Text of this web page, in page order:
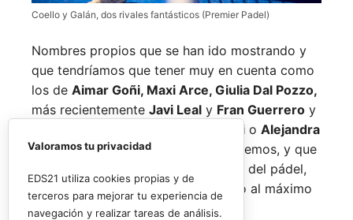
Coello y Galán, dos rivales fantásticos (Premier Padel)
Nombres propios que se han ido mostrando y
que tendríamos que tener muy en cuenta como
los de Aimar Goñi, Maxi Arce, Giulia Dal Pozzo,
más recientemente Javi Leal y Fran Guerrero y
Miguel Lamperti o Alejandra
Salazar,a los que siempre recordaremos, y que
están en su etapa más «disfrutona» del pádel,
pensando más en vivir cada partido al máximo
que en los puntos o los títulos.
Valoramos tu privacidad
EDS21 utiliza cookies propias y de
terceros para mejorar tu experiencia de
navegación y realizar tareas de análisis.